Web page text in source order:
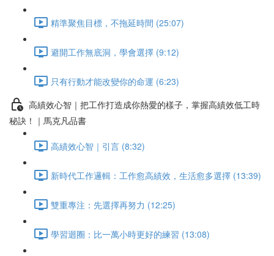
精準聚焦目標，不拖延時間 (25:07)
避開工作無底洞，學會選擇 (9:12)
只有行動才能改變你的命運 (6:23)
高績效心智｜把工作打造成你熱愛的樣子，掌握高績效低工時
秘訣！｜馬克凡品書
高績效心智｜引言 (8:32)
新時代工作邏輯：工作愈高績效，生活愈多選擇 (13:39)
雙重專注：先選擇再努力 (12:25)
學習迴圈：比一萬小時更好的練習 (13:08)